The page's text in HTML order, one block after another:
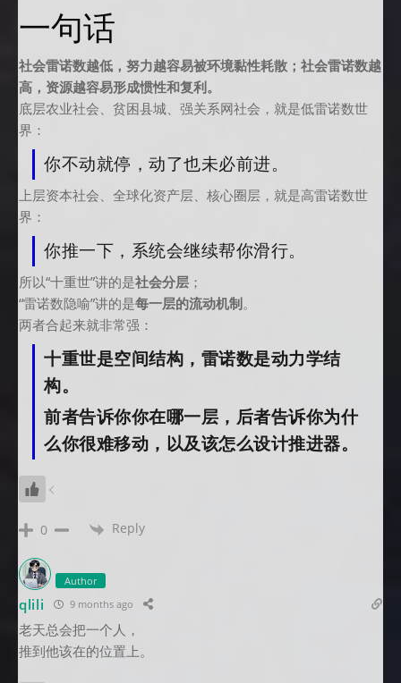
一句话
社会雷诺数越低，努力越容易被环境黏性耗散；社会雷诺数越
高，资源越容易形成惯性和复利。
底层农业社会、贫困县城、强关系网社会，就是低雷诺数世
界：
你不动就停，动了也未必前进。
上层资本社会、全球化资产层、核心圈层，就是高雷诺数世
界：
你推一下，系统会继续帮你滑行。
所以“十重世”讲的是社会分层 ；
“雷诺数隐喻”讲的是每一层的流动机制。
两者合起来就非常强：
十重世是空间结构，雷诺数是动力学结
构。
前者告诉你你在哪一层，后者告诉你为什
么你很难移动，以及该怎么设计推进器。
0 Reply
Author
qlili 9 months ago
老天总会把一个人，
推到他该在的位置上。